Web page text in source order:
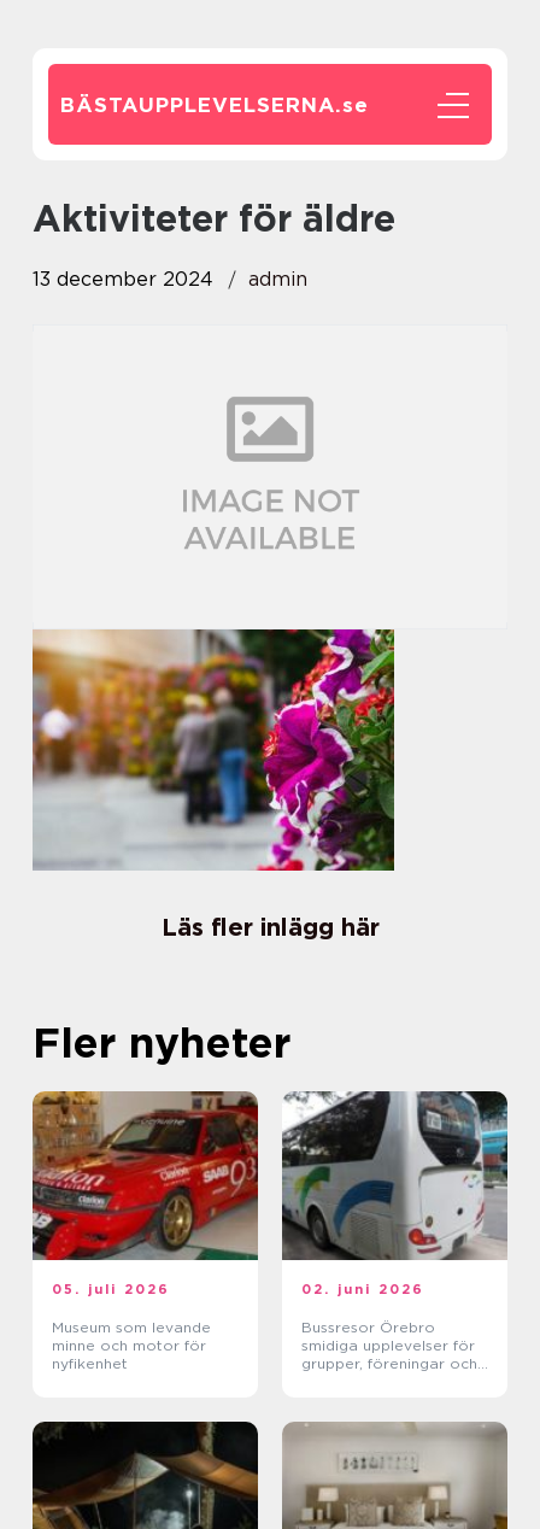
BÄSTAUPPLEVELSERNA.se
Aktiviteter för äldre
13 december 2024 admin
Läs fler inlägg här
Fler nyheter
05. juli 2026
Museum som levande
minne och motor för
nyfikenhet
02. juni 2026
Bussresor Örebro
smidiga upplevelser för
grupper, föreningar och